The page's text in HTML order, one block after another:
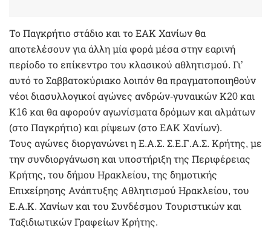
Το Παγκρήτιο στάδιο και το ΕΑΚ Χανίων θα
αποτελέσουν για άλλη μία φορά μέσα στην εαρινή
περίοδο το επίκεντρο του κλασικού αθλητισμού. Γι’
αυτό το Σαββατοκύριακο λοιπόν θα πραγματοποιηθούν
νέοι διασυλλογικοί αγώνες ανδρών-γυναικών Κ20 και
Κ16 και θα αφορούν αγωνίσματα δρόμων και αλμάτων
(στο Παγκρήτιο) και ρίψεων (στο ΕΑΚ Χανίων).
Τους αγώνες διοργανώνει η Ε.Α.Σ. Σ.Ε.Γ.Α.Σ. Κρήτης, με
την συνδιοργάνωση και υποστήριξη της Περιφέρειας
Κρήτης, του δήμου Ηρακλείου, της δημοτικής
Επιχείρησης Ανάπτυξης Αθλητισμού Ηρακλείου, του
Ε.Α.Κ. Χανίων και του Συνδέσμου Τουριστικών και
Ταξιδιωτικών Γραφείων Κρήτης.